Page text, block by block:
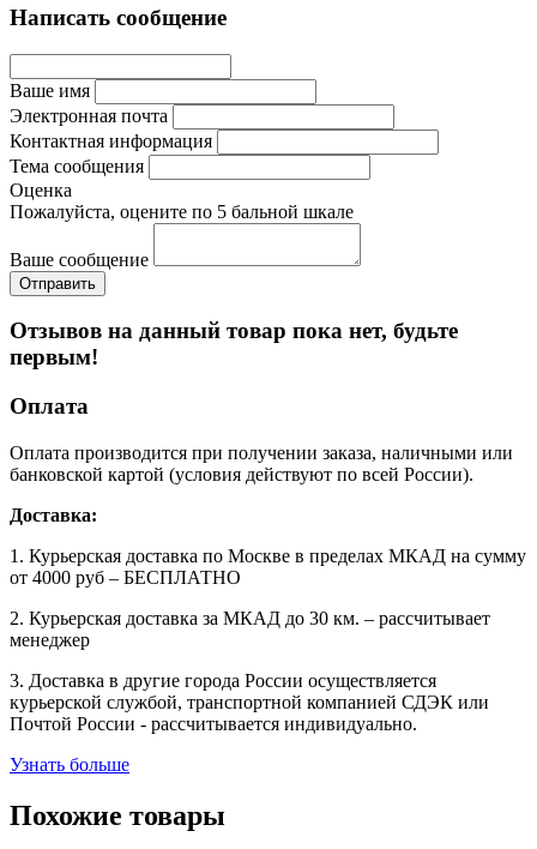
Написать сообщение
Ваше имя
Электронная почта
Контактная информация
Тема сообщения
Оценка
Пожалуйста, оцените по 5 бальной шкале
Ваше сообщение
Отзывов на данный товар пока нет, будьте
первым!
Оплата
Оплата производится при получении заказа, наличными или
банковской картой (условия действуют по всей России).
Доставка:
1. Курьерская доставка по Москве в пределах МКАД на сумму
от 4000 руб – БЕСПЛАТНО
2. Курьерская доставка за МКАД до 30 км. – рассчитывает
менеджер
3. Доставка в другие города России осуществляется
курьерской службой, транспортной компанией СДЭК или
Почтой России - рассчитывается индивидуально.
Узнать больше
Похожие товары